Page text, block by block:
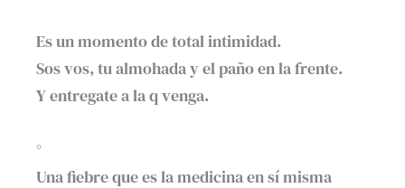
Es un momento de total intimidad. ⁣
Sos vos, tu almohada y el paño en la frente. ⁣
Y entregate a la q venga. ⁣
°⁣
Una fiebre que es la medicina en sí misma